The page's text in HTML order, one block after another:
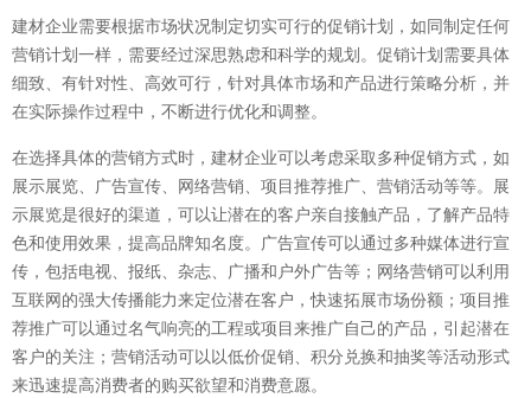
建材企业需要根据市场状况制定切实可行的促销计划，如同制定任何
营销计划一样，需要经过深思熟虑和科学的规划。促销计划需要具体
细致、有针对性、高效可行，针对具体市场和产品进行策略分析，并
在实际操作过程中，不断进行优化和调整。
在选择具体的营销方式时，建材企业可以考虑采取多种促销方式，如
展示展览、广告宣传、网络营销、项目推荐推广、营销活动等等。展
示展览是很好的渠道，可以让潜在的客户亲自接触产品，了解产品特
色和使用效果，提高品牌知名度。广告宣传可以通过多种媒体进行宣
传，包括电视、报纸、杂志、广播和户外广告等；网络营销可以利用
互联网的强大传播能力来定位潜在客户，快速拓展市场份额；项目推
荐推广可以通过名气响亮的工程或项目来推广自己的产品，引起潜在
客户的关注；营销活动可以以低价促销、积分兑换和抽奖等活动形式
来迅速提高消费者的购买欲望和消费意愿。